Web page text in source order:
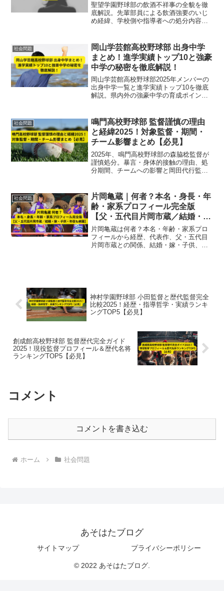
聖望学園野球部の飲酒不祥事の全貌を徹
底解説。先輩部員による飲酒強要のいじ
め経緯、学校側や指導者への処分内容、
く紹介。
社会問題
岡山学芸館高校野球部 出身中学
まとめ！進学実績トップ10と強豪
中学の秘密を徹底解説！
岡山学芸館高校野球部2025年メンバーの
出身中学一覧と進学実績トップ10を徹底
解説。県内外の強豪中学の育成ポイント
社会問題
鳴門高校野球部 監督謹慎の理由
と経緯2025！対象監督・期間・
チーム影響まとめ【必見】
2025年、鳴門高校野球部の森脇稔監督が
謹慎処分。暴言・身体的接触の理由、処
分期間、チームへの影響と岡田代行監督
社会問題
片岡亀蔵｜何者？本名・身長・年
齢・家系プロフィール完全版
【父・五代目片岡市蔵／結婚・
嫁・子供・年収も網羅】
片岡亀蔵は何者？本名・年齢・家系プロ
フィールから経歴、代表作、父・五代目
片岡市蔵との関係、結婚・嫁・子供、年
神村学園野球部 小田監督と歴代監督完全
比較2025！経歴・指導哲学・実績ランキ
ングTOP5【必見】
創成館高校野球部 監督歴代完全ガイド
2025！現役監督プロフィール＆歴代名将
ランキングTOP5【必見】
コメント
コメントを書き込む
ホーム 社会問題
あそはたブログ
サイトマップ プライバシーポリシー
© 2022 あそはたブログ.